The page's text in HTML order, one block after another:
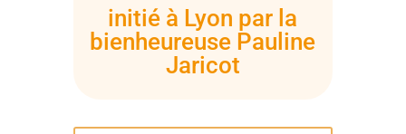
initié à Lyon par la
bienheureuse Pauline
Jaricot